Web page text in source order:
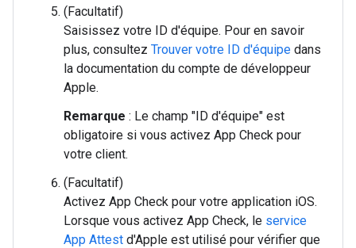
(Facultatif)
Saisissez votre ID d'équipe. Pour en savoir
plus, consultez Trouver votre ID d'équipe dans
la documentation du compte de développeur
Apple.
Remarque : Le champ "ID d'équipe" est
obligatoire si vous activez App Check pour
votre client.
(Facultatif)
Activez App Check pour votre application iOS.
Lorsque vous activez App Check, le service
App Attest d'Apple est utilisé pour vérifier que